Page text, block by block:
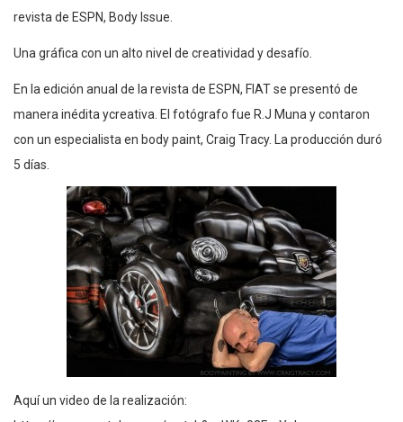
revista de ESPN, Body Issue.
Una gráfica con un alto nivel de creatividad y desafío.
En la edición anual de la revista de ESPN, FIAT se presentó de
manera inédita ycreativa. El fotógrafo fue R.J Muna y contaron
con un especialista en body paint, Craig Tracy. La producción duró
5 días.
Aquí un video de la realización: